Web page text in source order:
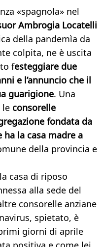
«spagnola» nel
Ambrogia Locatelli
della pandemìa da
colpita, ne è uscita
festeggiare due
e l’annuncio che il
guarigione. Una
le consorelle
fondata da
ha la casa madre a
della provincia e
casa di riposo
alla sede del
consorelle anziane
spietato, è
giorni di aprile